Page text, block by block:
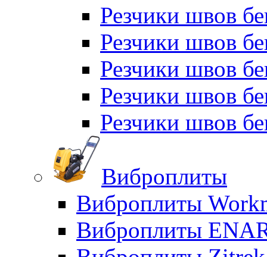
Резчики швов
Резчики швов
Резчики швов
Резчики швов
Резчики швов
Виброплиты
Виброплиты
Виброплиты